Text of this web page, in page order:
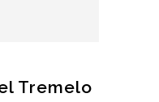
Tremelo